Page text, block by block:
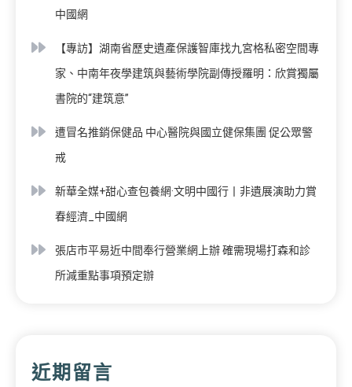
中國網
【專訪】湖南省歷史遺產保護智庫找九宮格私密空間專
家、中南年夜學建筑與藝術學院副傳授羅明：欣賞獨屬
書院的“建筑意”
遭冒名推銷保健品 中心醫院與國立健保集團 促公眾警
戒
新華全媒+甜心查包養網·文明中國行丨非遺展演助力賞
春經濟_中國網
張店市平易近中間奉行營業網上辦 確需現場打森和診
所減重點事項預定辦
近期留言